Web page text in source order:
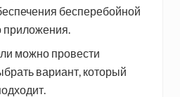
бесперебойной
приложения.
можно провести
вариант, который